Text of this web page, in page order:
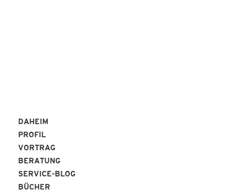
DAHEIM
PROFIL
VORTRAG
BERATUNG
SERVICE-BLOG
BÜCHER